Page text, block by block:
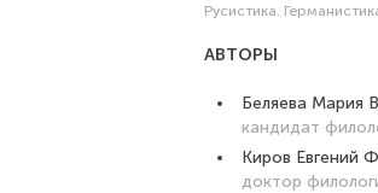
Русистика.
АВТОРЫ
Беляева Мария
кандидат
Киров Евгений
доктор